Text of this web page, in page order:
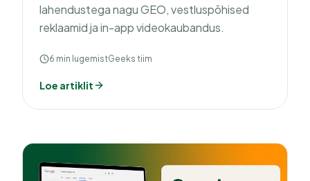
lahendustega nagu GEO, vestluspõhised
reklaamid ja in-app videokaubandus.
6 min lugemistGeeks tiim
Loe artiklit